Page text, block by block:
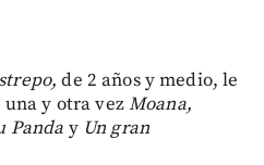
de 2 años y medio, le
y otra vezMoana,
Panda y Un gran